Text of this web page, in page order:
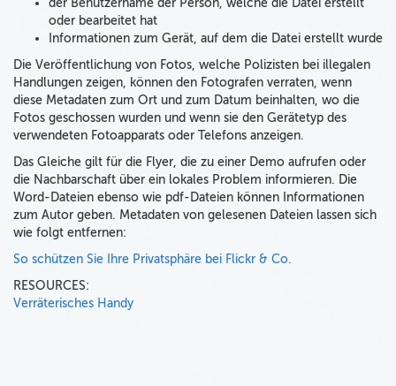
der Benutzername der Person, welche die Datei erstellt
oder bearbeitet hat
Informationen zum Gerät, auf dem die Datei erstellt wurde
Die Veröffentlichung von Fotos, welche Polizisten bei illegalen
Handlungen zeigen, können den Fotografen verraten, wenn
diese Metadaten zum Ort und zum Datum beinhalten, wo die
Fotos geschossen wurden und wenn sie den Gerätetyp des
verwendeten Fotoapparats oder Telefons anzeigen.
Das Gleiche gilt für die Flyer, die zu einer Demo aufrufen oder
die Nachbarschaft über ein lokales Problem informieren. Die
Word-Dateien ebenso wie pdf-Dateien können Informationen
zum Autor geben. Metadaten von gelesenen Dateien lassen sich
wie folgt entfernen:
So schützen Sie Ihre Privatsphäre bei Flickr & Co.
RESOURCES:
Verräterisches Handy